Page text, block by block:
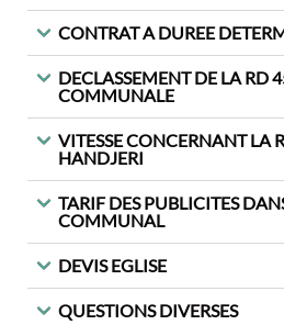
CONTRAT A DUREE
DECLASSEMENT DE LA RD
COMMUNALE
VITESSE CONCERNANT LA
HANDJERI
TARIF DES PUBLICITES
COMMUNAL
DEVIS EGLISE
QUESTIONS DIVERSES